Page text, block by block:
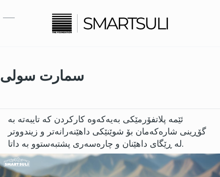
سمارت سولی
ئێمە پلاتفۆرمێکی بەیەکەوە کارکردن کە تایبەتە بە
گۆڕینی شارەکەمان بۆ شوێنێکی داهێنەرانەتر و زیندووتر
لە ڕێگای داهێنان و چارەسەری پشتبەستوو بە داتا.